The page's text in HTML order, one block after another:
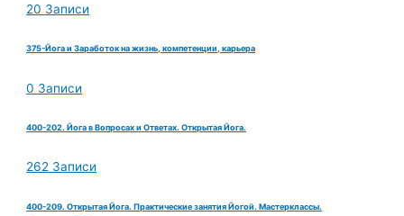
20 Записи
375-Йога и Заработок на жизнь, компетенции, карьера
0 Записи
400-202. Йога в Вопросах и Ответах. Открытая Йога.
262 Записи
400-209. Открытая Йога. Практические занятия Йогой. Мастерклассы.